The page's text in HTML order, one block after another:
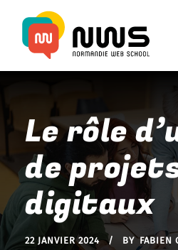
Le rôle
de
digitaux
22 JANVIER 2024 BY FABIEN